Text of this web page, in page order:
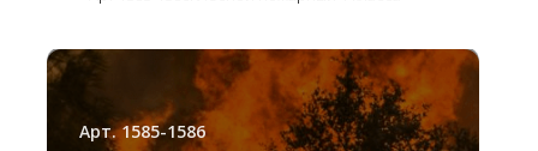
Арт. 1585-1586